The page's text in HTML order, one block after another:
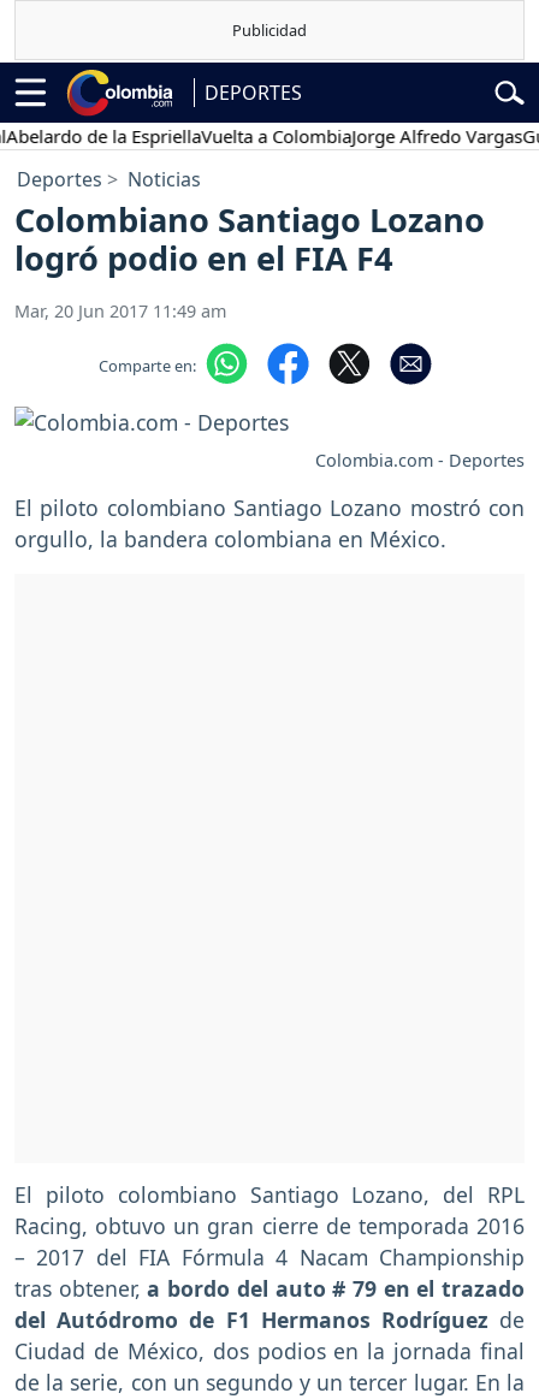
DEPORTES
de la EspriellaVuelta a ColombiaJorge Alfredo Vargas
Deportes Noticias
Colombiano Santiago Lozano
logró podio en el FIA F4
Mar, 20 Jun 2017 11:49 am
Comparte en:
Colombia.com - Deportes
El piloto colombiano Santiago Lozano mostró con
orgullo, la bandera colombiana en México.
El piloto colombiano Santiago Lozano, del RPL
Racing, obtuvo un gran cierre de temporada 2016
– 2017 del FIA Fórmula 4 Nacam Championship
tras obtener,a bordo del auto # 79 en el trazado
del Autódromo de F1 Hermanos Rodríguez de
Ciudad de México, dos podios en la jornada final
de la serie, con un segundo y un tercer lugar. En la